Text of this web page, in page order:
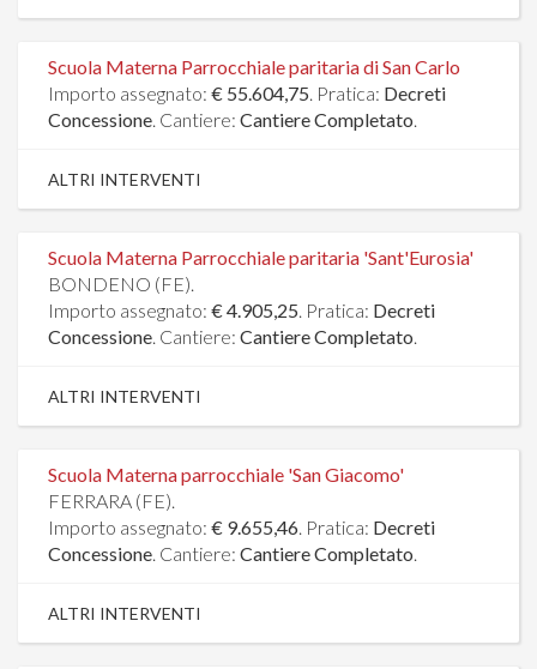
Scuola Materna Parrocchiale paritaria di San Carlo
Importo assegnato: € 55.604,75. Pratica: Decreti
Concessione. Cantiere: Cantiere Completato.
ALTRI INTERVENTI
Scuola Materna Parrocchiale paritaria 'Sant'Eurosia'
BONDENO (FE).
Importo assegnato: € 4.905,25. Pratica: Decreti
Concessione. Cantiere: Cantiere Completato.
ALTRI INTERVENTI
Scuola Materna parrocchiale 'San Giacomo'
FERRARA (FE).
Importo assegnato: € 9.655,46. Pratica: Decreti
Concessione. Cantiere: Cantiere Completato.
ALTRI INTERVENTI